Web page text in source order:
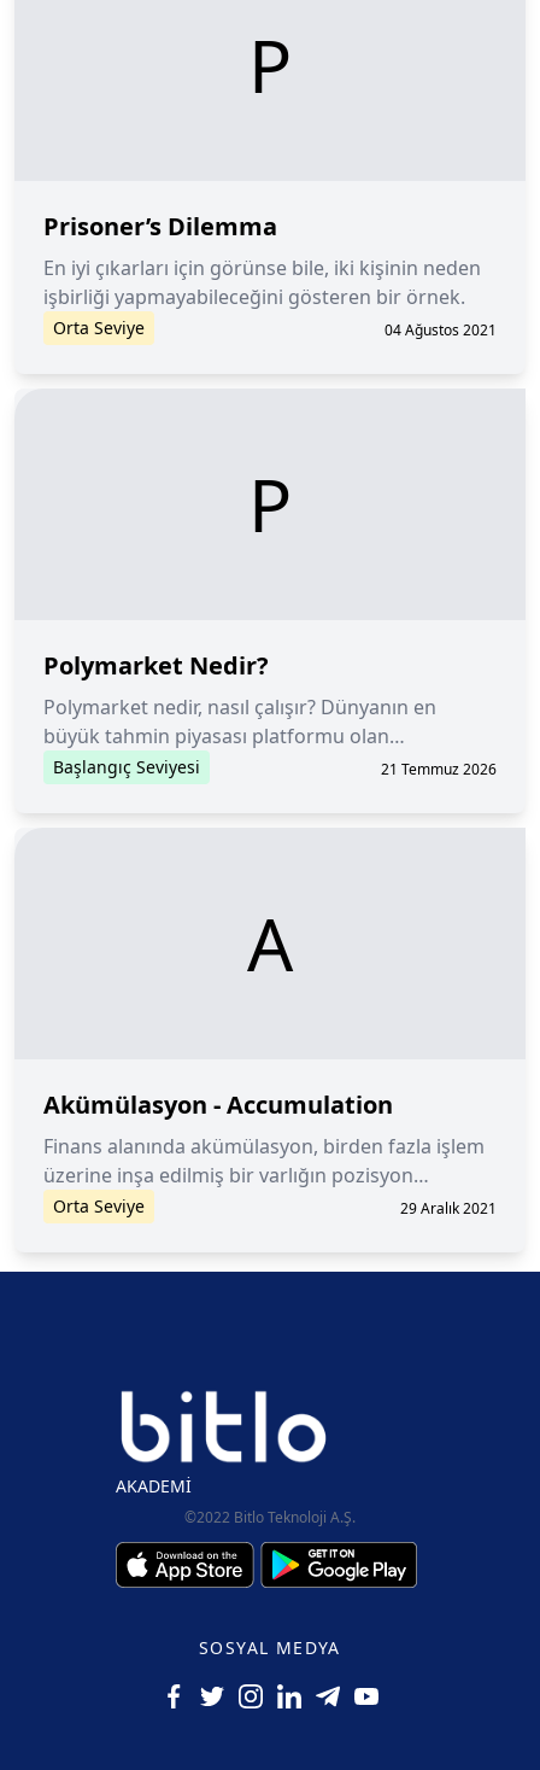
P
Prisoner’s Dilemma
En iyi çıkarları için görünse bile, iki kişinin neden
işbirliği yapmayabileceğini gösteren bir örnek.
Orta Seviye 04 Ağustos 2021
P
Polymarket Nedir?
Polymarket nedir, nasıl çalışır? Dünyanın en
büyük tahmin piyasası platformu olan
Polymarket'in kurucusu kim? Polymarket ne
Başlangıç Seviyesi 21 Temmuz 2026
A
Akümülasyon - Accumulation
Finans alanında akümülasyon, birden fazla işlem
üzerine inşa edilmiş bir varlığın pozisyon
büyüklüğündeki artışı ifade eder.
Orta Seviye 29 Aralık 2021
AKADEMİ
©2022 Bitlo Teknoloji A.Ş.
SOSYAL MEDYA